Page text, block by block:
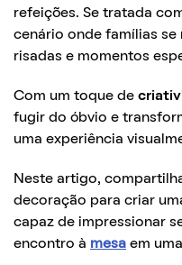
refeições. Se tratada
cenário onde famílias se
risadas e momentos
Com um toque de
fugir do óbvio e
uma experiência
Neste artigo,
decoração para criar
capaz de impressionar
encontro à mesa em